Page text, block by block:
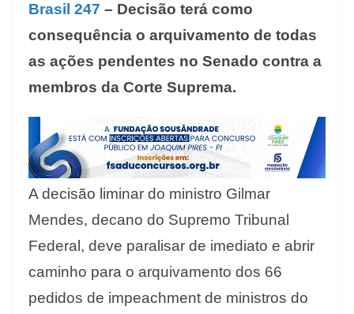
Brasil 247 – Decisão terá como
consequência o arquivamento de todas
as ações pendentes no Senado contra a
membros da Corte Suprema.
A decisão liminar do ministro Gilmar
Mendes, decano do Supremo Tribunal
Federal, deve paralisar de imediato e abrir
caminho para o arquivamento dos 66
pedidos de impeachment de ministros do